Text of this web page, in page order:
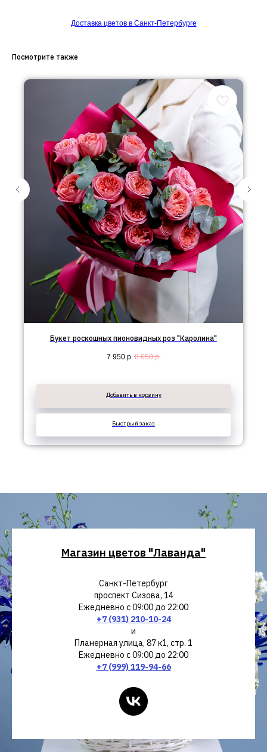
Доставка цветов в Санкт-Петербурге
Посмотрите также
Букет роскошных пионовидных роз "Каролина"
7 950 р. 8 650 р.
Добавить в корзину
Быстрый заказ
Магазин цветов "Лаванда"
Санкт-Петербург
проспект Сизова, 14
Ежедневно с 09:00 до 22:00
+7 (931) 210-10-24
и
Планерная улица, 87 к1, стр. 1
Ежедневно с 09:00 до 22:00
+7 (999) 119-94-66